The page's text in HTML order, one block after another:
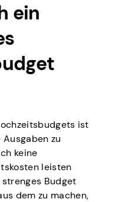
ein
ist
zu
keine
leisten
strenges Budget
dem zu machen,